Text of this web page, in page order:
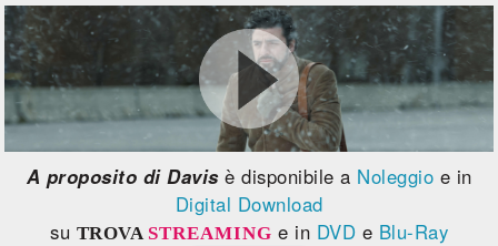
A proposito di Davisè disponibile a Noleggio e in
Digital Download
su TROVA STREAMING e in DVD e Blu-Ray